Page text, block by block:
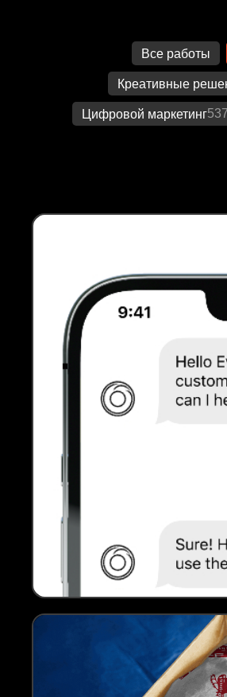
Все работы
Креативные
Цифровой маркетинг537